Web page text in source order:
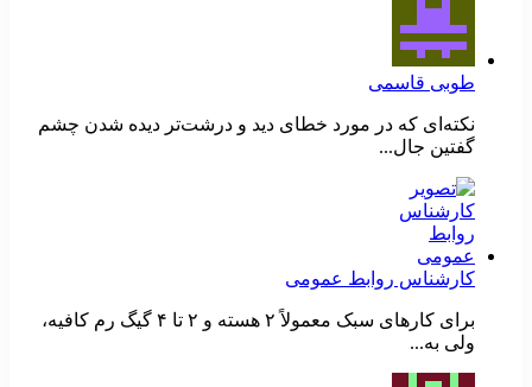
طوبی قاسمی
نکته‌ای که در مورد خطای دید و درشت‌تر دیده شدن چشم
گفتین جال...
کارشناس روابط عمومی
برای کارهای سبک معمولاً ۲ هسته و ۲ تا ۴ گیگ رم کافیه،
ولی به...